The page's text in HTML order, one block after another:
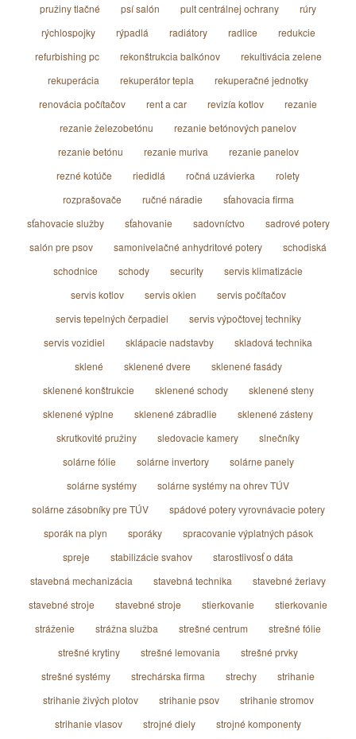
pružiny tlačné psí salón pult centrálnej ochrany
rúry
rýchlospojky
rýpadlá radiátory radlice
redukcie
refurbishing pc
rekonštrukcia balkónov
rekultivácia zelene
rekuperácia
rekuperátor tepla
rekuperačné jednotky
renovácia počítačov
rent a car revizía kotlov
rezanie
rezanie železobetónu
rezanie betónových panelov
rezanie betónu
rezanie muriva
rezanie panelov
rezné kotúče
riedidlá ročná uzávierka
rolety
rozprašovače
ručné náradie
sťahovacia firma
sťahovacie služby
sťahovanie sadovníctvo
sadrové potery
salón pre psov
samonivelačné anhydritové potery
schodiská
schodnice
schody security
servis klimatizácie
servis kotlov
servis okien
servis počítačov
servis tepelných čerpadiel
servis výpočtovej techniky
servis vozidiel
sklápacie nadstavby
skladová technika
sklené
sklenené dvere
sklenené fasády
sklenené konštrukcie
sklenené schody
sklenené steny
sklenené výplne
sklenené zábradlie
sklenené zásteny
skrutkovité pružiny
sledovacie kamery
slnečníky
solárne fólie
solárne invertory
solárne panely
solárne systémy
solárne systémy na ohrev TÚV
solárne zásobníky pre TÚV
spádové potery vyrovnávacie potery
sporák na plyn
sporáky
spracovanie výplatných pások
spreje
stabilizácie svahov
starostlivosť o dáta
stavebná mechanizácia
stavebná technika
stavebné žeriavy
stavebné stroje
stavebné stroje stierkovanie
stierkovanie
stráženie
strážna služba strešné centrum
strešné fólie
strešné krytiny
strešné lemovania
strešné prvky
strešné systémy
strechárska firma strechy
strihanie
strihanie živých plotov
strihanie psov
strihanie stromov
strihanie vlasov
strojné diely
strojné komponenty